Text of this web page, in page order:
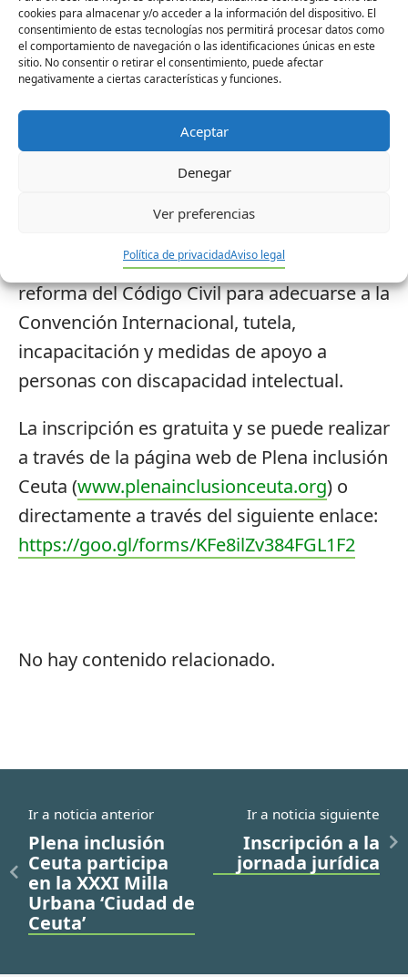
cookies para almacenar y/o acceder a la información del dispositivo. El
consentimiento de estas tecnologías nos permitirá procesar datos como
el comportamiento de navegación o las identificaciones únicas en este
sitio. No consentir o retirar el consentimiento, puede afectar
negativamente a ciertas características y funciones.
Aceptar
Denegar
Ver preferencias
Política de privacidadAviso legal
Colegio de Abogados de Ceuta. Su título es
‘Incapacitación y tutela. Asistencia jurídica a
personas con discapacidad’.
La jornada finalizará con un coloquio y la
despedida, para después disfrutar los
asistentes de un aperitivo.
formar a los operadores jurídicos sobre la
reforma del Código Civil para adecuarse a la
Convención Internacional, tutela,
incapacitación y medidas de apoyo a
personas con discapacidad intelectual.
La inscripción es gratuita y se puede realizar
a través de la página web de Plena inclusión
Ceuta (www.plenainclusionceuta.org) o
directamente a través del siguiente enlace:
https://goo.gl/forms/KFe8ilZv384FGL1F2
No hay contenido relacionado.
Ir a noticia anterior
Plena inclusión
Ceuta participa
en la XXXI Milla
Urbana ‘Ciudad de
Ceuta’
Ir a noticia siguiente
Inscripción a la
jornada jurídica